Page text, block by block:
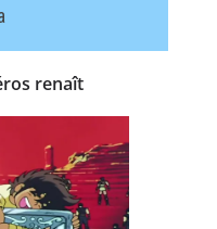
renaît